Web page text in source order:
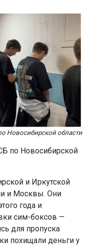
Новосибирской области
по Новосибирской
и Иркутской
и Москвы. Они
года и
сим-боксов —
для пропуска
похищали деньги у